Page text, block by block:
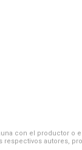
con el productor o
respectivos autores,